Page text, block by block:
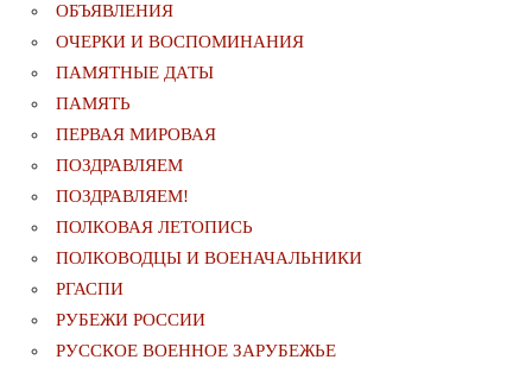
ОБЪЯВЛЕНИЯ
ОЧЕРКИ И ВОСПОМИНАНИЯ
ПАМЯТНЫЕ ДАТЫ
ПАМЯТЬ
ПЕРВАЯ МИРОВАЯ
ПОЗДРАВЛЯЕМ
ПОЗДРАВЛЯЕМ!
ПОЛКОВАЯ ЛЕТОПИСЬ
ПОЛКОВОДЦЫ И ВОЕНАЧАЛЬНИКИ
РГАСПИ
РУБЕЖИ РОССИИ
РУССКОЕ ВОЕННОЕ ЗАРУБЕЖЬЕ